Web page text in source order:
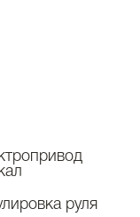
руля